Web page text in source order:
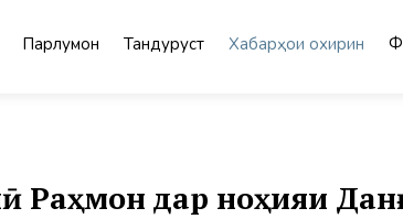
Парлумон Тандурустӣ Хабарҳои охирин
дар ноҳияи